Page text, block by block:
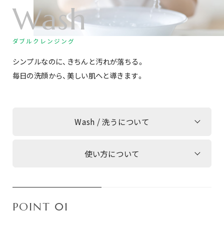
Wash
ダブルクレンジング
シンプルなのに、きちんと汚れが落ちる。
毎日の洗顔から、美しい肌へと導きます。
Wash / 洗うについて
使い方について
POINT 01